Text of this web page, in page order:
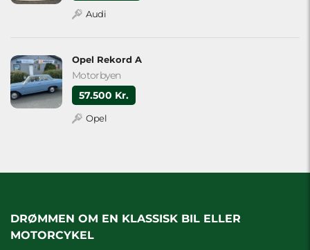
Audi
Opel Rekord A
Motorbyen
57.500 Kr.
Opel
DRØMMEN OM EN KLASSISK BIL ELLER
MOTORCYKEL